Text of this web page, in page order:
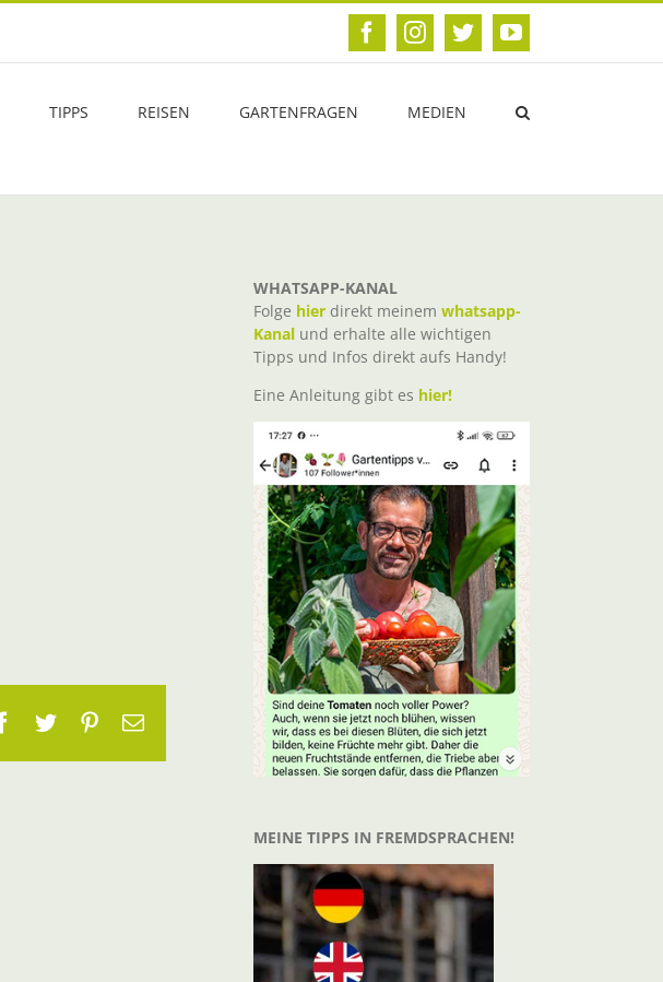
FacebookInstagram
TwitterYouTube
TIPPS REISEN GARTENFRAGEN MEDIEN
Facebook
TwitterPinterest
E-
WHATSAPP-KANAL
Folge hier direkt meinem whatsapp-
Kanal und erhalte alle wichtigen
Tipps und Infos direkt aufs Handy!
Eine Anleitung gibt es hier!
MEINE TIPPS IN FREMDSPRACHEN!